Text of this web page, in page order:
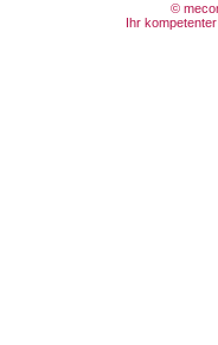
©
Ihr